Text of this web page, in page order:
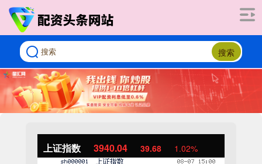
搜索
上证指数 3940.04 39.68 1.02%